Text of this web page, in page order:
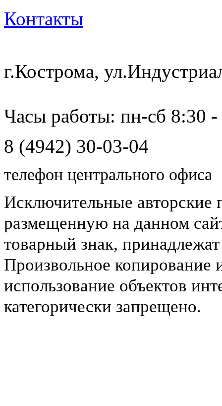
Контакты
г.Кострома,
Часы работы: пн-сб 8:30
8 (4942) 30-03-04
телефон центрального офиса
Исключительные
размещенную на данном
товарный знак,
Произвольное копирование
использование объектов
категорически запрещено.